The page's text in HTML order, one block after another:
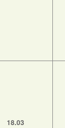
18.03